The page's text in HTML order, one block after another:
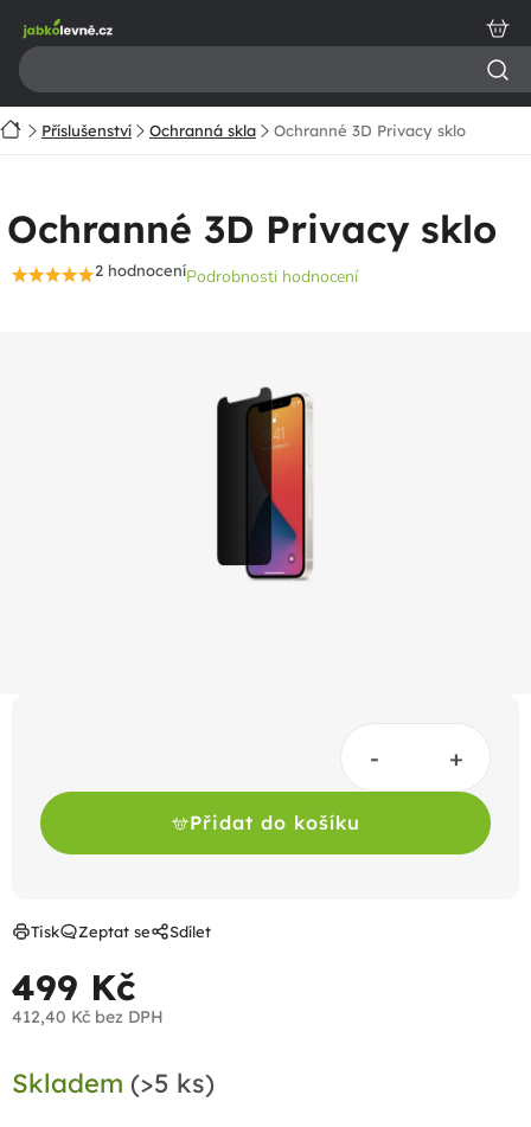
obsah
DomůPříslušenství Ochranná skla Ochranné 3D Privacy sklo
Ochranné 3D Privacy sklo
Průměrné
2 hodnoceníPodrobnosti hodnocení
499 Kč
412,40 Kč bez DPH
cena:
Skladem (>5 ks)
Přidat do košíku
Tisk Zeptat se Sdílet